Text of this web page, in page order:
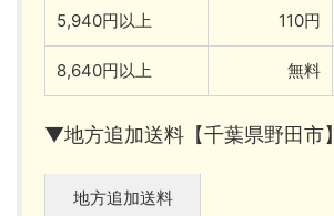
5,940円以上 110円
8,640円以上 無料
▼地方追加送料【千葉県野田市】
地方追加送料